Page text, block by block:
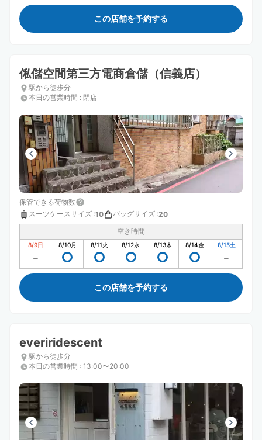
この店舗を予約する
俬儲空間第三方電商倉儲（信義店）
駅から徒歩分
本日の営業時間 : 閉店
保管できる荷物数
スーツケースサイズ :10 バッグサイズ :20
空き時間
8/9日 8/10月 8/11火 8/12水 8/13木 8/14金 8/15土
この店舗を予約する
everiridescent
駅から徒歩分
本日の営業時間 : 13:00〜20:00